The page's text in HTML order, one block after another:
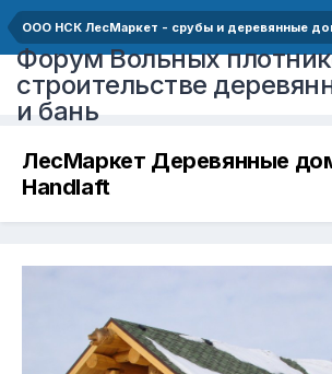
Форум Вольных
строительстве
и бань
ЛесМаркет Деревянные
Handlaft